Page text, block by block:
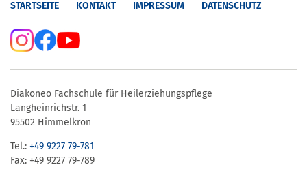
STARTSEITE KONTAKT IMPRESSUM DATENSCHUTZ
Diakoneo Fachschule für Heilerziehungspflege
Langheinrichstr. 1
95502 Himmelkron
Tel.: +49 9227 79-781
Fax: +49 9227 79-789